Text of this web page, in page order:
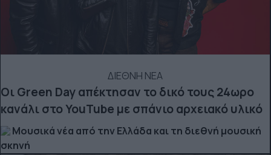
ΔΙΕΘΝΗ ΝΕΑ
Οι Green Day απέκτησαν το δικό τους 24ωρο
κανάλι στο YouTube με σπάνιο αρχειακό υλικό
Μουσικά νέα από την Ελλάδα και τη διεθνή μουσική
σκηνή